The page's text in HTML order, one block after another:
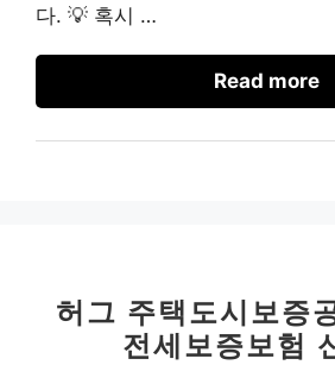
다. 💡 혹시 …
Read more
허그 주택도시보증
전세보증보험